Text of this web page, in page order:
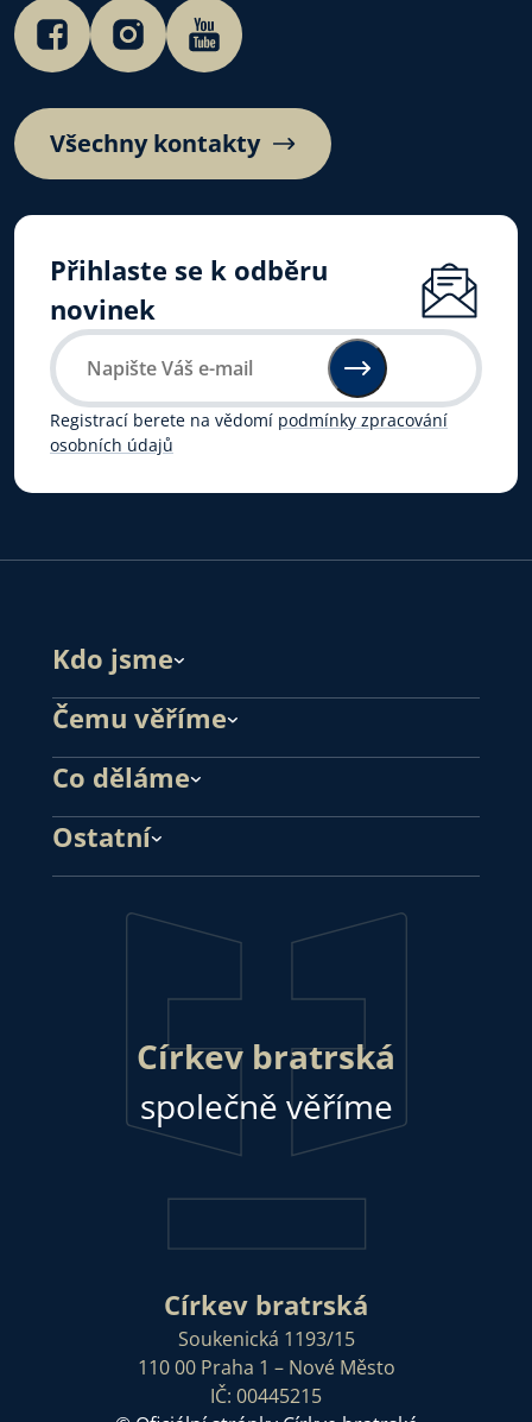
Všechny kontakty
Přihlaste se k odběru
novinek
Registrací berete na vědomí podmínky zpracování
osobních údajů
Kdo jsme
Čemu věříme
Co děláme
Ostatní
Církev bratrská
společně věříme
Církev bratrská
Soukenická 1193/15
110 00 Praha 1 – Nové Město
IČ: 00445215